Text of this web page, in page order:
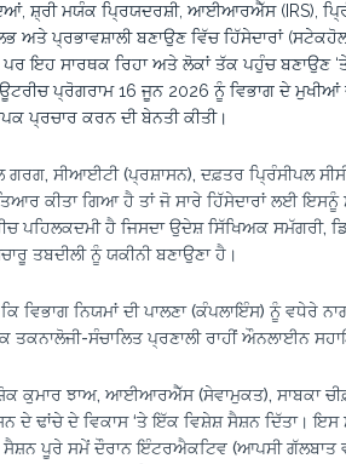
ਸ਼੍ਰੀ ਮਯੰਕ ਪ੍ਰਿਯਦਰਸ਼ੀ, ਆਈਆਰਐੱਸ (IRS),
ਅਤੇ ਪ੍ਰਭਾਵਸ਼ਾਲੀ ਬਣਾਉਣ ਵਿੱਚ ਹਿੱਸੇਦਾਰਾਂ
ਇਹ ਸਾਰਥਕ ਰਿਹਾ ਅਤੇ ਲੋਕਾਂ ਤੱਕ ਪਹੁੰਚ ਬਣਾਉਣ
ਪ੍ਰੋਗਰਾਮ 16 ਜੂਨ 2026 ਨੂੰ ਵਿਭਾਗ ਦੇ
ਪ੍ਰਚਾਰ ਕਰਨ ਦੀ ਬੇਨਤੀ ਕੀਤੀ।
ਗਰਗ, ਸੀਆਈਟੀ (ਪ੍ਰਸ਼ਾਸਨ), ਦਫ਼ਤਰ ਪ੍ਰਿੰਸੀਪਲ
ਕੀਤਾ ਗਿਆ ਹੈ ਤਾਂ ਜੋ ਸਾਰੇ ਹਿੱਸੇਦਾਰਾਂ ਲਈ
ਪਹਿਲਕਦਮੀ ਹੈ ਜਿਸਦਾ ਉਦੇਸ਼ ਸਿੱਖਿਅਕ ਸਮੱਗਰੀ,
ਤਬਦੀਲੀ ਨੂੰ ਯਕੀਨੀ ਬਣਾਉਣਾ ਹੈ।
ਵਿਭਾਗ ਨਿਯਮਾਂ ਦੀ ਪਾਲਣਾ (ਕੰਪਲਾਇੰਸ) ਨੂੰ ਵਧੇਰੇ
ਸੰਚਾਲਿਤ ਪ੍ਰਣਾਲੀ ਰਾਹੀਂ ਔਨਲਾਈਨ
ਕੁਮਾਰ ਝਾਅ, ਆਈਆਰਐੱਸ (ਸੇਵਾਮੁਕਤ), ਸਾਬਕਾ
ਦੇ ਢਾਂਚੇ ਦੇ ਵਿਕਾਸ ‘ਤੇ ਇੱਕ ਵਿਸ਼ੇਸ਼ ਸੈਸ਼ਨ ਦਿੱਤਾ।
ਪੂਰੇ ਸਮੇਂ ਦੌਰਾਨ ਇੰਟਰਐਕਟਿਵ (ਆਪਸੀ ਗੱਲਬਾਤ